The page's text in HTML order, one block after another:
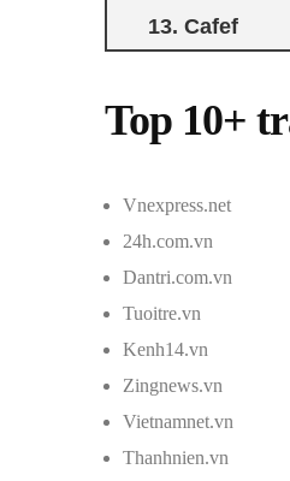
13. Cafef
Top 10+
Vnexpress.net
24h.com.vn
Dantri.com.vn
Tuoitre.vn
Kenh14.vn
Zingnews.vn
Vietnamnet.vn
Thanhnien.vn